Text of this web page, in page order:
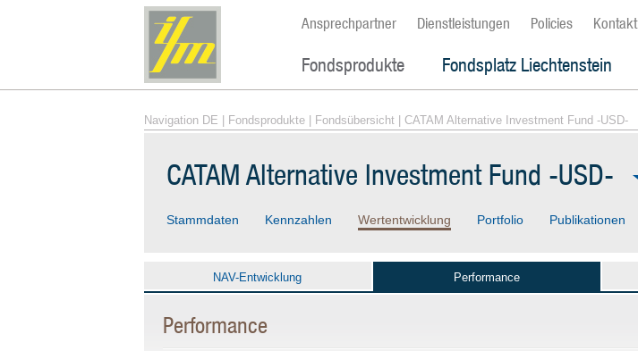
Ansprechpartner Dienstleistungen Policies Kontakt
Fondsprodukte Fondsplatz Liechtenstein
Navigation DE Fondsprodukte| Fondsübersicht| CATAM Alternative Investment Fund -USD-
CATAM Alternative Investment Fund -USD-
Stammdaten Kennzahlen Wertentwicklung Portfolio Publikationen
NAV-Entwicklung Performance
Performance